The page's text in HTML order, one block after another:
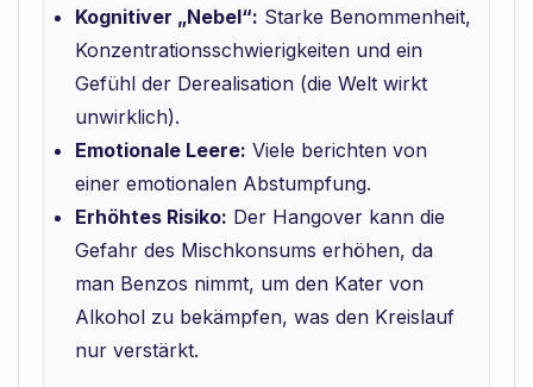
Kognitiver „Nebel“: Starke Benommenheit,
Konzentrationsschwierigkeiten und ein
Gefühl der Derealisation (die Welt wirkt
unwirklich).
Emotionale Leere: Viele berichten von
einer emotionalen Abstumpfung.
Erhöhtes Risiko: Der Hangover kann die
Gefahr des Mischkonsums erhöhen, da
man Benzos nimmt, um den Kater von
Alkohol zu bekämpfen, was den Kreislauf
nur verstärkt.